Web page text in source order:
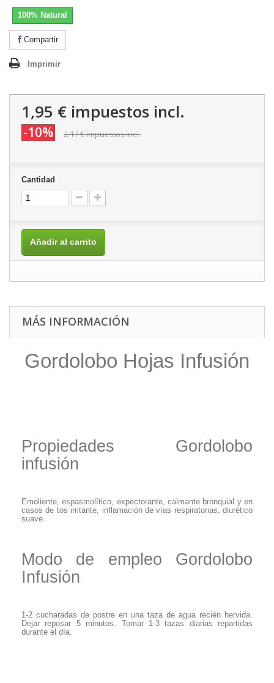
100% Natural
Compartir
Imprimir
1,95 € impuestos incl.
-10% 2,17 €impuestos incl.
Cantidad
Añadir al carrito
MÁS INFORMACIÓN
Gordolobo Hojas Infusión
Propiedades Gordolobo
infusión
Emoliente, espasmolítico, expectorante, calmante bronquial y en
casos de tos irritante, inflamación de vías respiratorias, diurético
suave.
Modo de empleo Gordolobo
Infusión
1-2 cucharadas de postre en una taza de agua recién hervida.
Dejar reposar 5 minutos. Tomar 1-3 tazas diarias repartidas
durante el día.